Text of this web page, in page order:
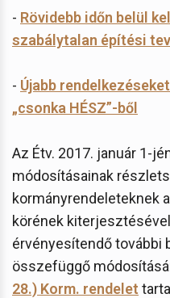
- Rövidebb időn belül
szabálytalan építési
- Újabb
„csonka HÉSZ”-ből
Az Étv. 2017. január 1-
módosításainak
kormányrendeleteknek
körének
érvényesítendő további
összefüggő
28.) Korm. rendelet